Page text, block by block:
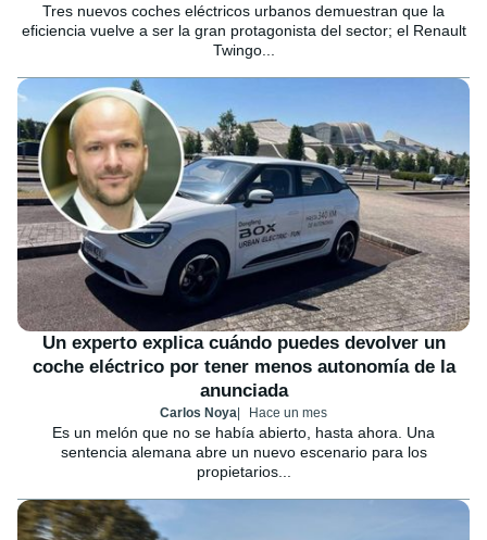
Tres nuevos coches eléctricos urbanos demuestran que la
eficiencia vuelve a ser la gran protagonista del sector; el Renault
Twingo...
Un experto explica cuándo puedes devolver un
coche eléctrico por tener menos autonomía de la
anunciada
Carlos Noya Hace un mes
Es un melón que no se había abierto, hasta ahora. Una
sentencia alemana abre un nuevo escenario para los
propietarios...